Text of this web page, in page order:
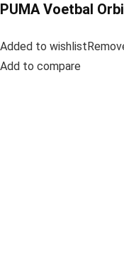
PUMA Voetbal
Added to
Add to compare